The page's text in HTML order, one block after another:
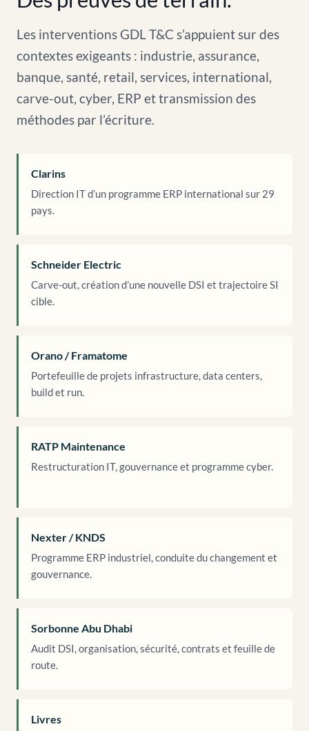
Les interventions GDL T&C s’appuient sur des
contextes exigeants : industrie, assurance,
banque, santé, retail, services, international,
carve-out, cyber, ERP et transmission des
méthodes par l’écriture.
Clarins
Direction IT d’un programme ERP international sur 29
pays.
Schneider Electric
Carve-out, création d’une nouvelle DSI et trajectoire SI
cible.
Orano / Framatome
Portefeuille de projets infrastructure, data centers,
build et run.
RATP Maintenance
Restructuration IT, gouvernance et programme cyber.
Nexter / KNDS
Programme ERP industriel, conduite du changement et
gouvernance.
Sorbonne Abu Dhabi
Audit DSI, organisation, sécurité, contrats et feuille de
route.
Livres